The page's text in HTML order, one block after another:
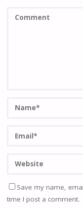
Save my name,
time I post a comment.